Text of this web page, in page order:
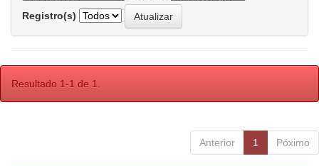
Registro(s)
Resultado 1-1 de 1.
Anterior 1 Póximo